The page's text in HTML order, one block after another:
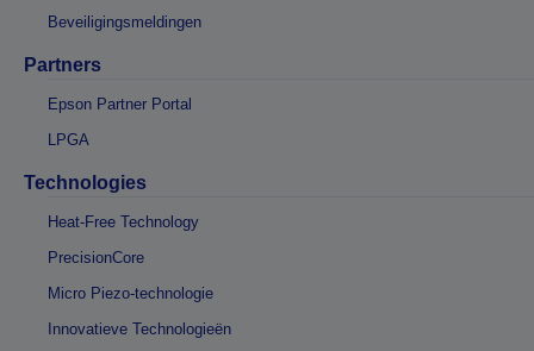
Beveiligingsmeldingen
Partners
Epson Partner Portal
LPGA
Technologies
Heat-Free Technology
PrecisionCore
Micro Piezo-technologie
Innovatieve Technologieën